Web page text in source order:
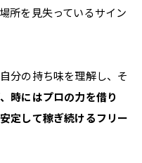
所を見失っているサイン
分の持ち味を理解し、そ
時にはプロの力を借り
定して稼ぎ続けるフリー